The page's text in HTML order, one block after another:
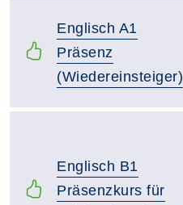
Englisch A1
Präsenz
(Wiedereinsteiger)
Englisch B1
Präsenzkurs für